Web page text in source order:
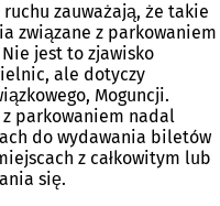
zauważają, że takie
związane z parkowaniem
jest to zjawisko
ale dotyczy
Moguncji.
z parkowaniem nadal
do wydawania biletów
z całkowitym lub
się.